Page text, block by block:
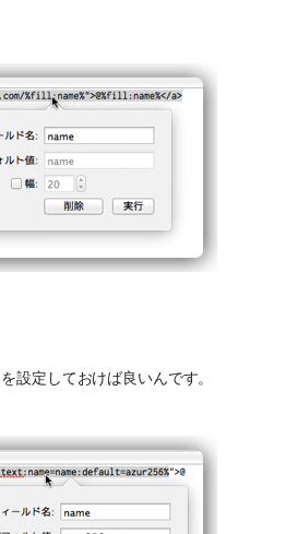
設定しておけば良いんです。